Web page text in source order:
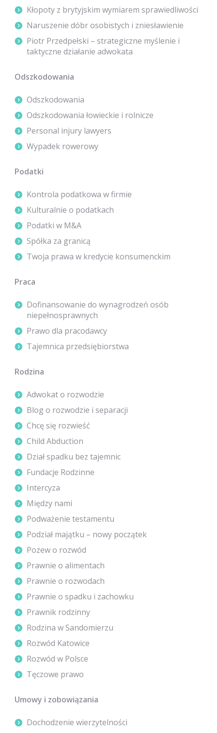
Kłopoty z brytyjskim wymiarem sprawiedliwości
Naruszenie dóbr osobistych i zniesławienie
Piotr Przedpełski – strategiczne myślenie i
taktyczne działanie adwokata
Odszkodowania
Odszkodowania
Odszkodowania łowieckie i rolnicze
Personal injury lawyers
Wypadek rowerowy
Podatki
Kontrola podatkowa w firmie
Kulturalnie o podatkach
Podatki w M&A
Spółka za granicą
Twoja prawa w kredycie konsumenckim
Praca
Dofinansowanie do wynagrodzeń osób
niepełnosprawnych
Prawo dla pracodawcy
Tajemnica przedsiębiorstwa
Rodzina
Adwokat o rozwodzie
Blog o rozwodzie i separacji
Chcę się rozwieść
Child Abduction
Dział spadku bez tajemnic
Fundacje Rodzinne
Intercyza
Między nami
Podważenie testamentu
Podział majątku – nowy początek
Pozew o rozwód
Prawnie o alimentach
Prawnie o rozwodach
Prawnie o spadku i zachowku
Prawnik rodzinny
Rodzina w Sandomierzu
Rozwód Katowice
Rozwód w Polsce
Tęczowe prawo
Umowy i zobowiązania
Dochodzenie wierzytelności